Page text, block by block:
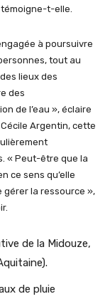
t-elle.
à poursuivre
tout au
lieux des
des
de l’eau », éclaire
Argentin, cette
« Peut-être que la
ce sens qu’elle
gérer la ressource »,
de la Midouze,
de pluie